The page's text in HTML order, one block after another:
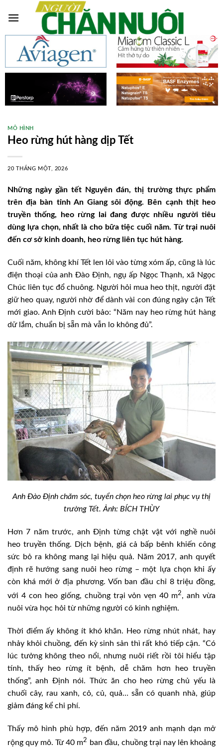
MÔ HÌNH
Heo rừng hút hàng dịp Tết
20 THÁNG MỘT, 2026
Những ngày gần tết Nguyên đán, thị trường thực phẩm
trên địa bàn tỉnh An Giang sôi động. Bên cạnh thịt heo
truyền thống, heo rừng lai đang được nhiều người tiêu
dùng lựa chọn, nhất là cho bữa tiệc cuối năm. Từ trại nuôi
đến cơ sở kinh doanh, heo rừng liên tục hút hàng.
Cuối năm, không khí Tết len lỏi vào từng xóm ấp, cũng là lúc
điện thoại của anh Đào Định, ngụ ấp Ngọc Thạnh, xã Ngọc
Chúc liên tục đổ chuông. Người hỏi mua heo thịt, người đặt
giữ heo quay, người nhờ để dành vài con đúng ngày cận Tết
mới giao. Anh Định cười bảo: “Năm nay heo rừng hút hàng
dữ lắm, chuẩn bị sẵn mà vẫn lo không đủ”.
Anh Đào Định chăm sóc, tuyển chọn heo rừng lai phục vụ thị
trường Tết. Ảnh: BÍCH THÙY
Hơn 7 năm trước, anh Định từng chật vật với nghề nuôi
heo truyền thống. Dịch bệnh, giá cả bấp bênh khiến công
sức bỏ ra không mang lại hiệu quả. Năm 2017, anh quyết
định rẽ hướng sang nuôi heo rừng – một lựa chọn khi ấy
còn khá mới ở địa phương. Vốn ban đầu chỉ 8 triệu đồng,
với 4 con heo giống, chuồng trại vỏn vẹn 40 m2, anh vừa
nuôi vừa học hỏi từ những người có kinh nghiệm.
Thời điểm ấy không ít khó khăn. Heo rừng nhút nhát, hay
nhảy khỏi chuồng, đến kỳ sinh sản thì rất khó tiếp cận. “Có
lúc tưởng không theo nổi, nhưng nuôi riết rồi tôi hiểu tập
tính, thấy heo rừng ít bệnh, dễ chăm hơn heo truyền
thống”, anh Định nói. Thức ăn cho heo rừng chủ yếu là
chuối cây, rau xanh, cỏ, củ, quả… sẵn có quanh nhà, giúp
giảm đáng kể chi phí.
Thấy mô hình phù hợp, đến năm 2019 anh mạnh dạn mở
rộng quy mô. Từ 40 m2 ban đầu, chuồng trại nay lên khoảng